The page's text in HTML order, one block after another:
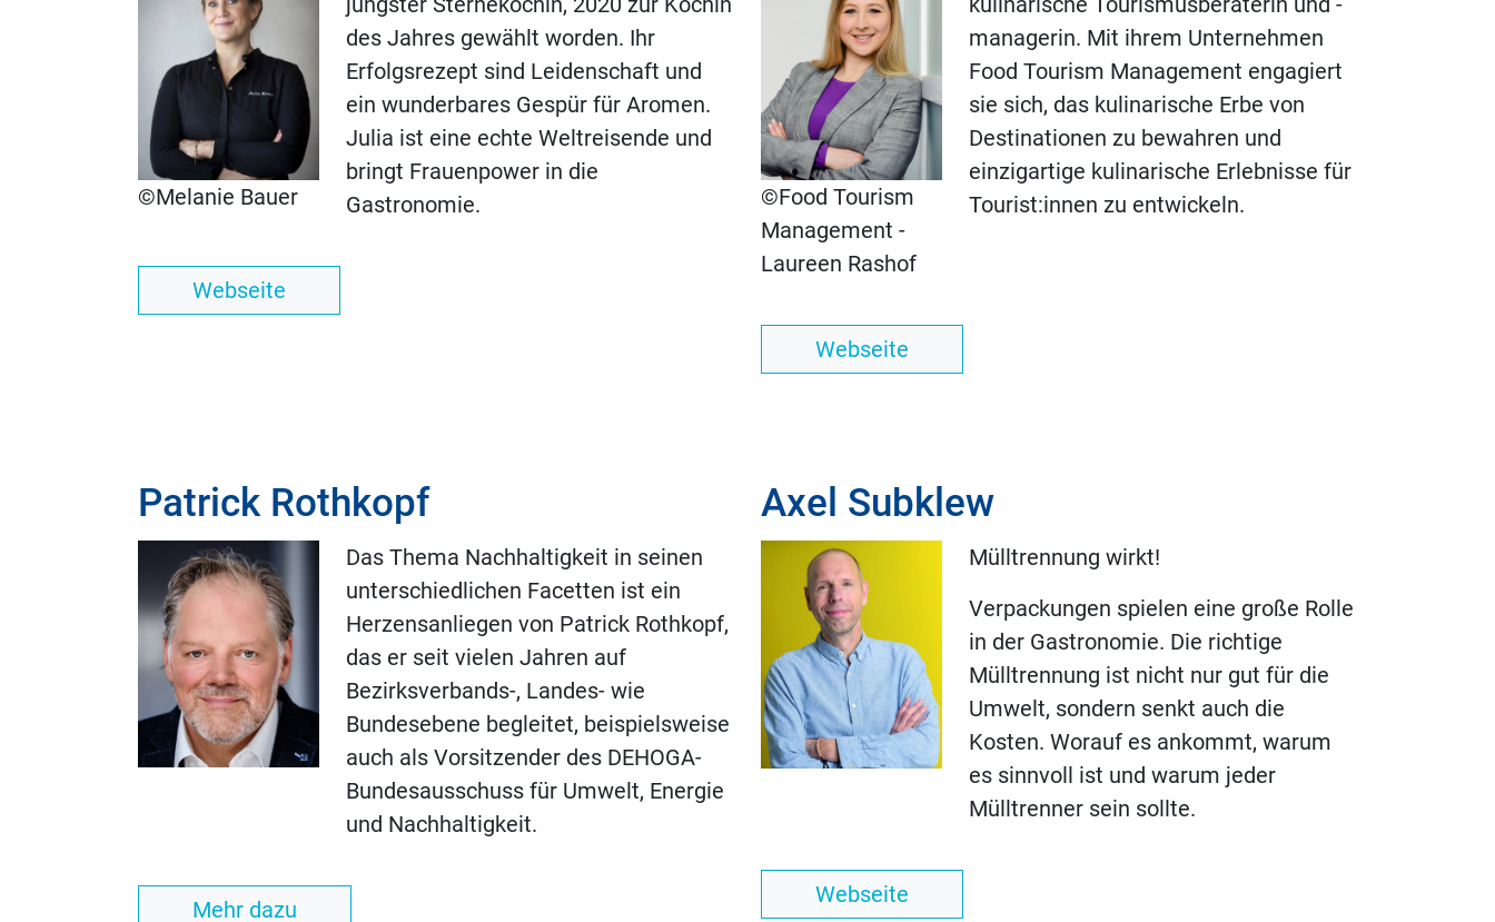
des Jahres gewählt worden. Ihr
Erfolgsrezept sind Leidenschaft und
ein wunderbares Gespür für Aromen.
Julia ist eine echte Weltreisende und
bringt Frauenpower in die
Gastronomie.
©Melanie Bauer
Webseite
managerin. Mit ihrem Unternehmen
Food Tourism Management engagiert
sie sich, das kulinarische Erbe von
Destinationen zu bewahren und
einzigartige kulinarische Erlebnisse für
Tourist:innen zu entwickeln.
©Food Tourism
Management -
Laureen Rashof
Webseite
Patrick Rothkopf
Das Thema Nachhaltigkeit in seinen
unterschiedlichen Facetten ist ein
Herzensanliegen von Patrick Rothkopf,
das er seit vielen Jahren auf
Bezirksverbands-, Landes- wie
Bundesebene begleitet, beispielsweise
auch als Vorsitzender des DEHOGA-
Bundesausschuss für Umwelt, Energie
und Nachhaltigkeit.
Mehr dazu
Axel Subklew
Mülltrennung wirkt!
Verpackungen spielen eine große Rolle
in der Gastronomie. Die richtige
Mülltrennung ist nicht nur gut für die
Umwelt, sondern senkt auch die
Kosten. Worauf es ankommt, warum
es sinnvoll ist und warum jeder
Mülltrenner sein sollte.
Webseite